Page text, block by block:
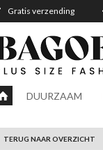
Gratis verzending
DUURZAAM
TERUG NAAR OVERZICHT